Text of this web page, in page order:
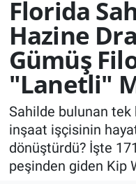
Florida
Hazine
Gümüş
"Lanetli"
Sahilde bulunan tek
inşaat işçisinin
dönüştürdü? İşte
peşinden giden Kip
Bilim, teknoloji
GENEL
KÜLTÜR-SANAT
Yerel Haber
Politika